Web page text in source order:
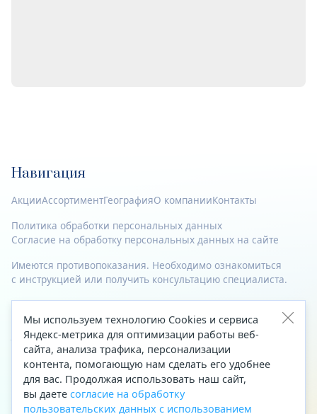
Навигация
АкцииАссортиментГеографияО компанииКонтакты
Политика обработки персональных данных
Согласие на обработку персональных данных на сайте
Имеются противопоказания. Необходимо ознакомиться
с инструкцией или получить консультацию специалиста.
© 2023—2026 Все права защищены.
Адрес
Архангельск, ул. Папанина, д. 19 (вход в здание со стороны
автоцентра «Тойота»)
Приемная Генерального директора
Мы используем технологию Cookies и сервиса
Яндекс-метрика для оптимизации работы веб-
сайта, анализа трафика, персонализации
контента, помогающую нам сделать его удобнее
для вас. Продолжая использовать наш сайт,
вы даете согласие на обработку
пользовательских данных с использованием